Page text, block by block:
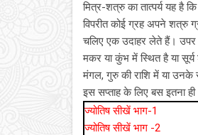
मित्र-शत्रु का तात्पर्य यह है
विपरीत कोई ग्रह अपने शत्रु
चलिए एक उदाहर लेते हैं।
मकर या कुंभ में स्थित है या सूर्य
मंगल, गुरु की राशि में या उनके
इस सप्ताह के लिए बस इतना
ज्‍योतिष सीखें भाग-1
ज्‍योति‍ष सीखें भाग -2